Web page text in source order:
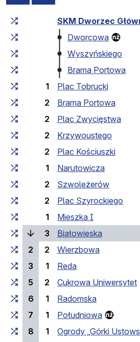
Fahrtzeit zunehmend
SKM Dworzec
Dworcowa
Wyszyńskiego
Brama Portowa
1
Plac Tobrucki
2
Brama Portowa
2
Plac Zwycięstwa
2
Krzywoustego
2
Plac Kościuszki
1
Narutowicza
2
Szwoleżerów
2
Plac Szyrockiego
1
Mieszka I
3
Białowieska
2
2
Wierzbowa
3
1
Reda
5
2
Cukrowa Uniwersytet
6
1
Radomska
7
1
Południowa
8
1
Ogrody „Górki